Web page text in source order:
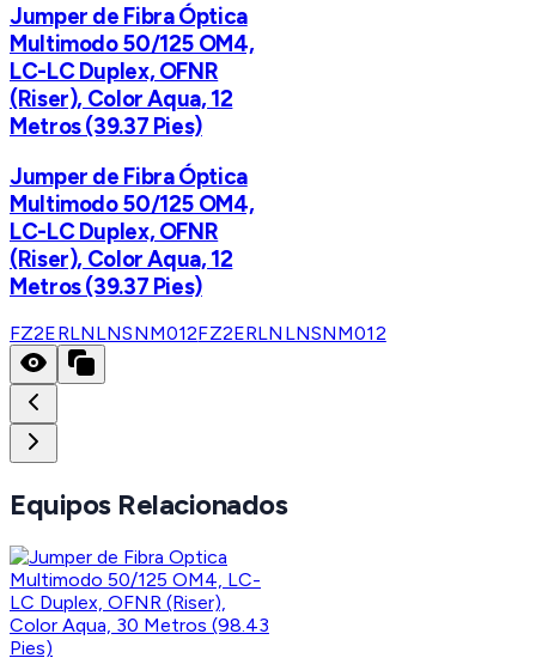
Jumper de Fibra Óptica
Multimodo 50/125 OM4,
LC-LC Duplex, OFNR
(Riser), Color Aqua, 12
Metros (39.37 Pies)
Jumper de Fibra Óptica
Multimodo 50/125 OM4,
LC-LC Duplex, OFNR
(Riser), Color Aqua, 12
Metros (39.37 Pies)
FZ2ERLNLNSNM012FZ2ERLNLNSNM012
Equipos Relacionados